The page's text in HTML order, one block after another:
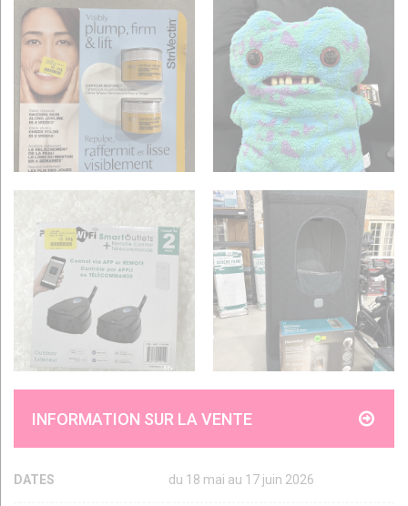
INFORMATION SUR LA VENTE
DATES du 18 mai au 17 juin 2026